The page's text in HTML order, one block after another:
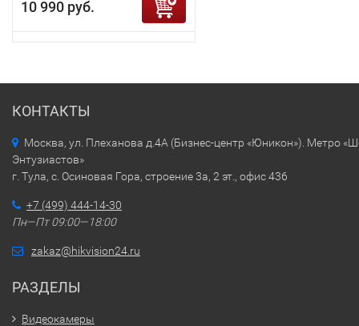
10 990 руб.
КОНТАКТЫ
Москва, ул. Плеханова д.4А (Бизнес-центр «Юникон»). Метро
Энтузиастов»
г. Тула, с. Осиновая Гора, строение 3а, 2 эт., офис 436
+7 (499) 444-14-30
Пн—Пт 09:00—18:00
zakaz@hikvision24.ru
РАЗДЕЛЫ
Видеокамеры